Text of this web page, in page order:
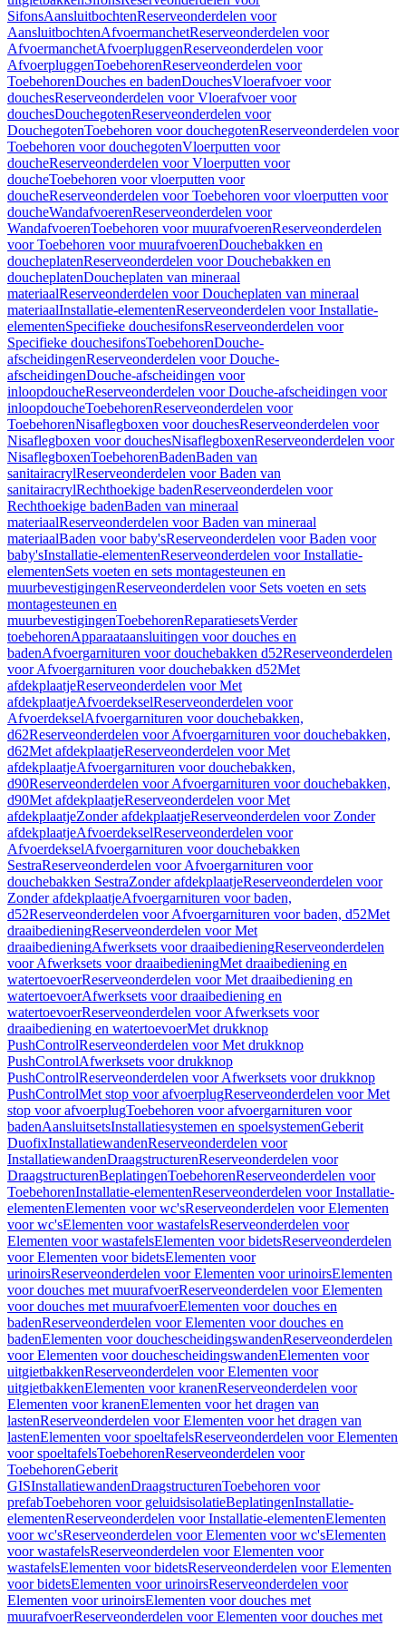
SifonsAansluitbochtenReserveonderdelen voor
AansluitbochtenAfvoermanchetReserveonderdelen voor
AfvoermanchetAfvoerpluggenReserveonderdelen voor
AfvoerpluggenToebehorenReserveonderdelen voor
ToebehorenDouches en badenDouchesVloerafvoer voor
douchesReserveonderdelen voor Vloerafvoer voor
douchesDouchegotenReserveonderdelen voor
DouchegotenToebehoren voor douchegotenReserveonderdelen voor
Toebehoren voor douchegotenVloerputten voor
doucheReserveonderdelen voor Vloerputten voor
doucheToebehoren voor vloerputten voor
doucheReserveonderdelen voor Toebehoren voor vloerputten voor
doucheWandafvoerenReserveonderdelen voor
WandafvoerenToebehoren voor muurafvoerenReserveonderdelen
voor Toebehoren voor muurafvoerenDouchebakken en
doucheplatenReserveonderdelen voor Douchebakken en
doucheplatenDoucheplaten van mineraal
materiaalReserveonderdelen voor Doucheplaten van mineraal
materiaalInstallatie-elementenReserveonderdelen voor Installatie-
elementenSpecifieke douchesifonsReserveonderdelen voor
Specifieke douchesifonsToebehorenDouche-
afscheidingenReserveonderdelen voor Douche-
afscheidingenDouche-afscheidingen voor
inloopdoucheReserveonderdelen voor Douche-afscheidingen voor
inloopdoucheToebehorenReserveonderdelen voor
ToebehorenNisaflegboxen voor douchesReserveonderdelen voor
Nisaflegboxen voor douchesNisaflegboxenReserveonderdelen voor
NisaflegboxenToebehorenBadenBaden van
sanitairacrylReserveonderdelen voor Baden van
sanitairacrylRechthoekige badenReserveonderdelen voor
Rechthoekige badenBaden van mineraal
materiaalReserveonderdelen voor Baden van mineraal
materiaalBaden voor baby'sReserveonderdelen voor Baden voor
baby'sInstallatie-elementenReserveonderdelen voor Installatie-
elementenSets voeten en sets montagesteunen en
muurbevestigingenReserveonderdelen voor Sets voeten en sets
montagesteunen en
muurbevestigingenToebehorenReparatiesetsVerder
toebehorenApparaataansluitingen voor douches en
badenAfvoergarnituren voor douchebakken d52Reserveonderdelen
voor Afvoergarnituren voor douchebakken d52Met
afdekplaatjeReserveonderdelen voor Met
afdekplaatjeAfvoerdekselReserveonderdelen voor
AfvoerdekselAfvoergarnituren voor douchebakken,
d62Reserveonderdelen voor Afvoergarnituren voor douchebakken,
d62Met afdekplaatjeReserveonderdelen voor Met
afdekplaatjeAfvoergarnituren voor douchebakken,
d90Reserveonderdelen voor Afvoergarnituren voor douchebakken,
d90Met afdekplaatjeReserveonderdelen voor Met
afdekplaatjeZonder afdekplaatjeReserveonderdelen voor Zonder
afdekplaatjeAfvoerdekselReserveonderdelen voor
AfvoerdekselAfvoergarnituren voor douchebakken
SestraReserveonderdelen voor Afvoergarnituren voor
douchebakken SestraZonder afdekplaatjeReserveonderdelen voor
Zonder afdekplaatjeAfvoergarnituren voor baden,
d52Reserveonderdelen voor Afvoergarnituren voor baden, d52Met
draaibedieningReserveonderdelen voor Met
draaibedieningAfwerksets voor draaibedieningReserveonderdelen
voor Afwerksets voor draaibedieningMet draaibediening en
watertoevoerReserveonderdelen voor Met draaibediening en
watertoevoerAfwerksets voor draaibediening en
watertoevoerReserveonderdelen voor Afwerksets voor
draaibediening en watertoevoerMet drukknop
PushControlReserveonderdelen voor Met drukknop
PushControlAfwerksets voor drukknop
PushControlReserveonderdelen voor Afwerksets voor drukknop
PushControlMet stop voor afvoerplugReserveonderdelen voor Met
stop voor afvoerplugToebehoren voor afvoergarnituren voor
badenAansluitsetsInstallatiesystemen en spoelsystemenGeberit
DuofixInstallatiewandenReserveonderdelen voor
InstallatiewandenDraagstructurenReserveonderdelen voor
DraagstructurenBeplatingenToebehorenReserveonderdelen voor
ToebehorenInstallatie-elementenReserveonderdelen voor Installatie-
elementenElementen voor wc'sReserveonderdelen voor Elementen
voor wc'sElementen voor wastafelsReserveonderdelen voor
Elementen voor wastafelsElementen voor bidetsReserveonderdelen
voor Elementen voor bidetsElementen voor
urinoirsReserveonderdelen voor Elementen voor urinoirsElementen
voor douches met muurafvoerReserveonderdelen voor Elementen
voor douches met muurafvoerElementen voor douches en
badenReserveonderdelen voor Elementen voor douches en
badenElementen voor douchescheidingswandenReserveonderdelen
voor Elementen voor douchescheidingswandenElementen voor
uitgietbakkenReserveonderdelen voor Elementen voor
uitgietbakkenElementen voor kranenReserveonderdelen voor
Elementen voor kranenElementen voor het dragen van
lastenReserveonderdelen voor Elementen voor het dragen van
lastenElementen voor spoeltafelsReserveonderdelen voor Elementen
voor spoeltafelsToebehorenReserveonderdelen voor
ToebehorenGeberit
GISInstallatiewandenDraagstructurenToebehoren voor
prefabToebehoren voor geluidsisolatieBeplatingenInstallatie-
elementenReserveonderdelen voor Installatie-elementenElementen
voor wc'sReserveonderdelen voor Elementen voor wc'sElementen
voor wastafelsReserveonderdelen voor Elementen voor
wastafelsElementen voor bidetsReserveonderdelen voor Elementen
voor bidetsElementen voor urinoirsReserveonderdelen voor
Elementen voor urinoirsElementen voor douches met
muurafvoerReserveonderdelen voor Elementen voor douches met